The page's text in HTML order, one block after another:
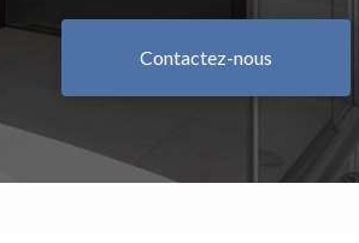
Contactez-nous